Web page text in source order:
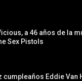
a 46 años de la
Sex Pistols
cumpleaños Eddie Van